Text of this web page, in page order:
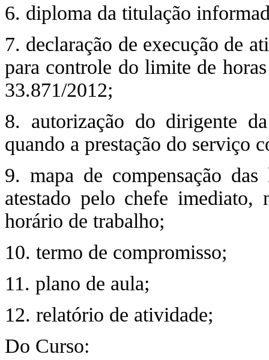
6. diploma da titulação
7. declaração de execução de
para controle do limite de
33.871/2012;
8. autorização do dirigente
quando a prestação do serviço
9. mapa de compensação
atestado pelo chefe
horário de trabalho;
10. termo de compromisso;
11. plano de aula;
12. relatório de atividade;
Do Curso: